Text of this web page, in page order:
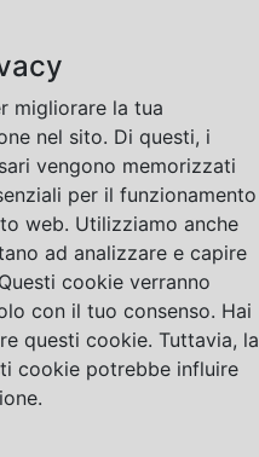
migliorare la tua
nel sito. Di questi, i
vengono memorizzati
per il funzionamento
web. Utilizziamo anche
ad analizzare e capire
cookie verranno
con il tuo consenso. Hai
questi cookie. Tuttavia, la
cookie potrebbe influire